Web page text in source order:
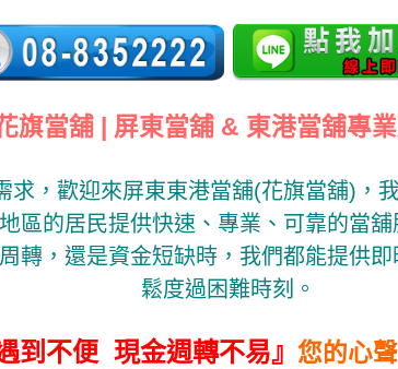
旗當舖 | 屏東當舖 & 東港當舖專
求，歡迎來屏東東港當舖(花旗當舖)，
地區的居民提供快速、專業、可靠的當舖
轉，還是資金短缺時，我們都能提供
鬆度過困難時刻。
到不便 現金週轉不易』 您的心